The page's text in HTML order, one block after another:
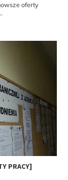
oferty
PRACY]